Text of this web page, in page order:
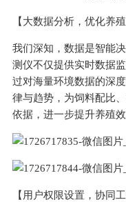
【大数据分析，优化养殖
我们深知，数据是智能
测仪不仅提供实时数据
过对海量环境数据的深
律与趋势，为饲料配比
依据，进一步提升养殖效
【用户权限设置，协同工